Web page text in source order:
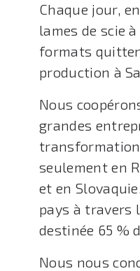
Chaque jour,
lames de scie
formats
production à
Nous
grandes
seulement en
et en
pays à travers
destinée 65 %
Nous nous